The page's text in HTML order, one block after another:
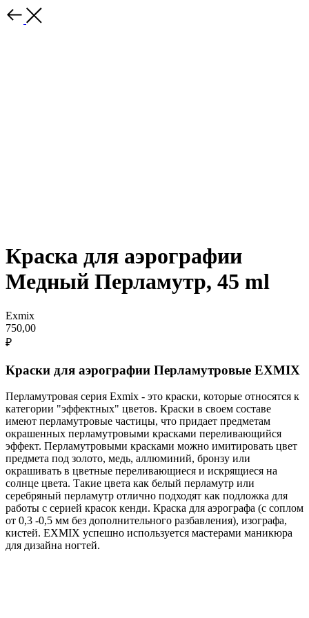
Краска для аэрографии
Медный Перламутр, 45 ml
Exmix
750,00
₽
Краски для аэрографии Перламутровые EXMIX
Перламутровая серия Exmix - это краски, которые относятся к
категории "эффектных" цветов. Краски в своем составе
имеют перламутровые частицы, что придает предметам
окрашенных перламутровыми красками переливающийся
эффект. Перламутровыми красками можно имитировать цвет
предмета под золото, медь, аллюминий, бронзу или
окрашивать в цветные переливающиеся и искрящиеся на
солнце цвета. Такие цвета как белый перламутр или
серебряный перламутр отлично подходят как подложка для
работы с серией красок кенди. Краска для аэрографа (с соплом
от 0,3 -0,5 мм без дополнительного разбавления), изографа,
кистей. EXMIX успешно используется мастерами маникюра
для дизайна ногтей.